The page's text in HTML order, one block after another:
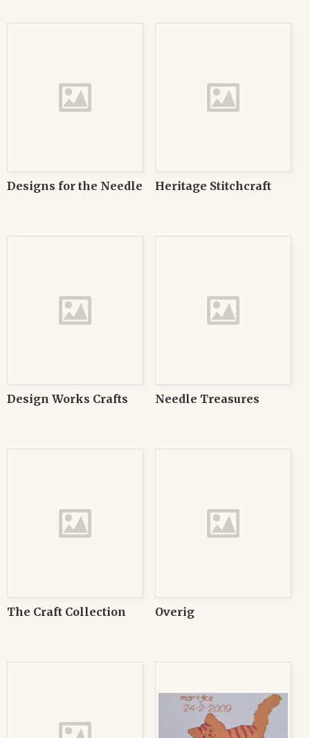
Designs for the Needle Heritage Stitchcraft
Design Works Crafts Needle Treasures
The Craft Collection Overig